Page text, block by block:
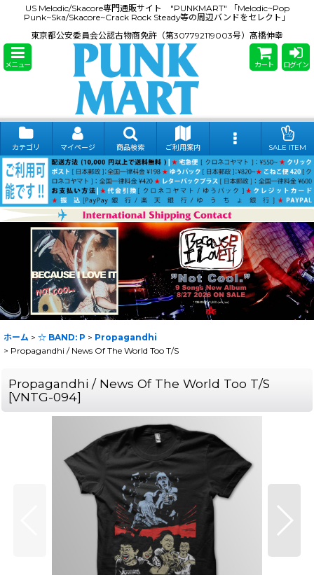
US Melodic/Skacore専門通販サイト "PUNKMART" 「Melodic~Pop
Punk~Ska/Skacore~Crack Rock Steady等の周辺バンドをセレクト」
東京都公安委員会公認古物商免許（第307792119003号）髙橋伸幸
メニュー カート ログイン
カテゴリ マイページ 商品検索 ご利用案内 SALE ITEM
ホーム > ☆ BAND: P > Propagandhi
> Propagandhi / News Of The World Too T/S
Propagandhi / News Of The World Too T/S
[VNTG-094]